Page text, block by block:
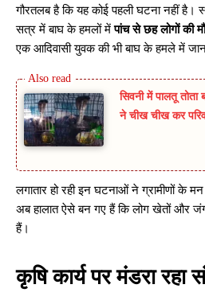
गौरतलब है कि यह कोई पहली घटना नहीं है।
सत्र में बाघ के हमलों मेंपांच से छह लोगों की
एक आदिवासी युवक की भी बाघ के हमले में
सिवनी में पालतू तोता
ने चीख चीख कर
लगातार हो रही इन घटनाओं ने ग्रामीणों के
अब हालात ऐसे बन गए हैं कि लोग खेतों और
हैं।
कृषि कार्य पर मंडरा रहा